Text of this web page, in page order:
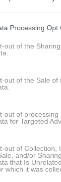
this website/app
visit or usage
to Google
below specified
Processing Opt
out of the
out of the Sale of
out of processing
for Targeted
out of Collection,
and/or
that Is
which it was
(Lebkuchen).
mesto se
vsak s svojo